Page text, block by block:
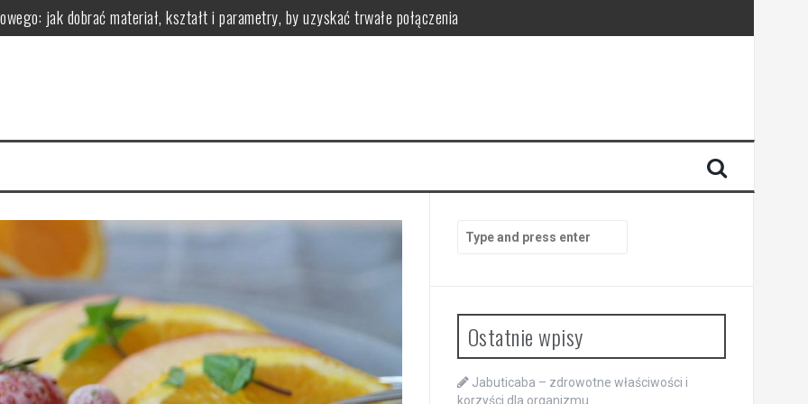
jak dobrać materiał, kształt i parametry, by uzyskać trwałe połączenia
i przeciwwskazania
leczy i jak wygląda leczenie aparatami
dla organizmu
for:
Ostatnie wpisy
Jabuticaba – zdrowotne właściwości i
korzyści dla organizmu